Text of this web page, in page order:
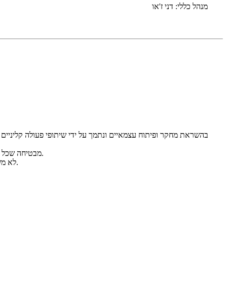
מנהל כללי: דני ז'או
בהשראת מחקר ופיתוח עצמאיים ונתמך על ידי שיתופי פעולה
עם מערכת ייצור מוסמכת ISO 13485 ומוצרים שאושרו על ידי ה-FDA (510K), Triangel מבטיחה שכל מכשיר עומד בתקנים הרפואיים הבינלאומיים הגבוהים ביותר.
לא משנה היכן אתם נמצאים, הצוות המקצועי שלנו מספק הכשרה מעשית מקיפה ותמיכה ייעודית לאחר המכירה, מה שמבטיח את הצלחתכם מהיום הראשון.